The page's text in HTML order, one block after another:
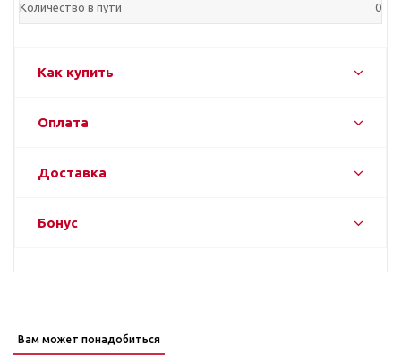
Количество в пути 0
Как купить
Оплата
Доставка
Бонус
Вам может понадобиться